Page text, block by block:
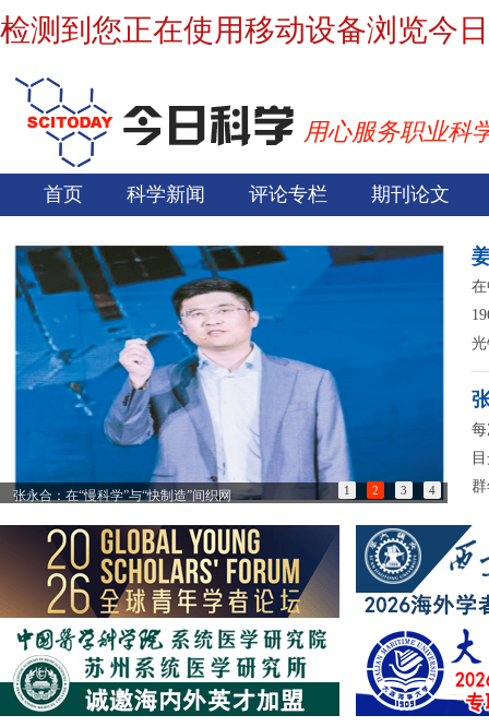
检测到您正在使用移动设备浏览今
用心服务职业科
首页 科学新闻 评论专栏 期刊论文
张永合：在“慢科学”与“快制造”间织网 85
1 2 3 4